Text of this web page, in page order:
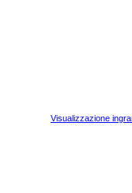
Visualizzazione